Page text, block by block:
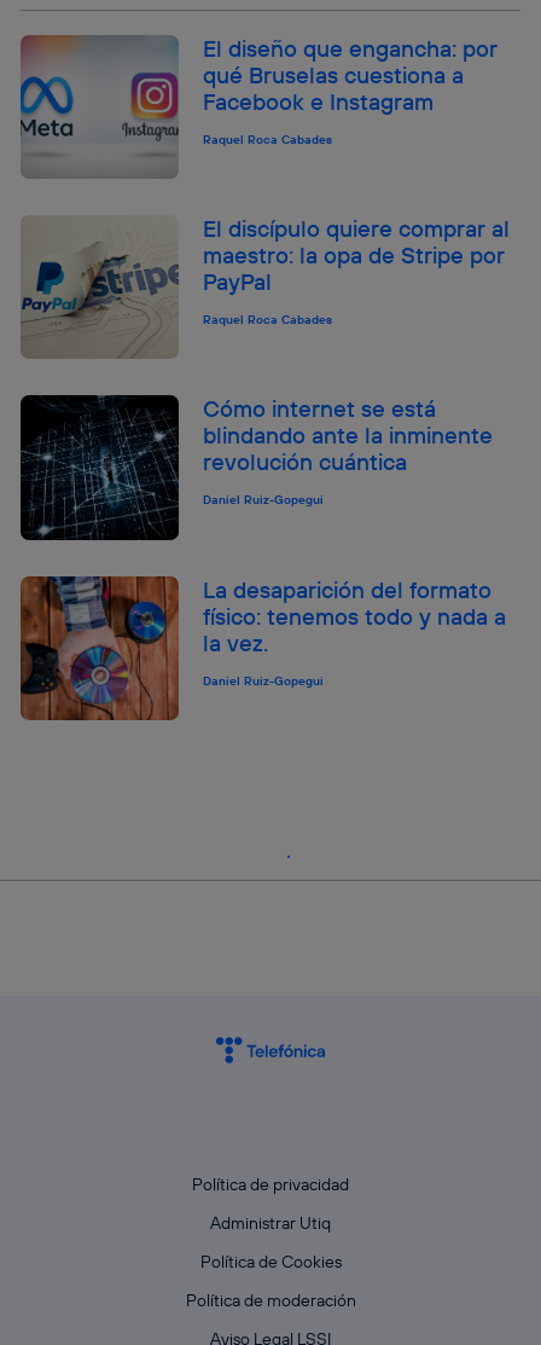
El diseño que engancha: por
qué Bruselas cuestiona a
Facebook e Instagram
Raquel Roca Cabades
El discípulo quiere comprar al
maestro: la opa de Stripe por
PayPal
Raquel Roca Cabades
Cómo internet se está
blindando ante la inminente
revolución cuántica
Daniel Ruiz-Gopegui
La desaparición del formato
físico: tenemos todo y nada a
la vez.
Daniel Ruiz-Gopegui
Política de privacidad
Administrar Utiq
Política de Cookies
Política de moderación
Aviso Legal LSSI